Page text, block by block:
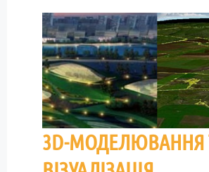
3D-МОДЕЛЮВАННЯ